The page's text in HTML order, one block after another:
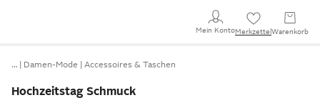
Mein KontoMerkzettel Warenkorb
… Damen-Mode Accessoires & Taschen
Hochzeitstag Schmuck